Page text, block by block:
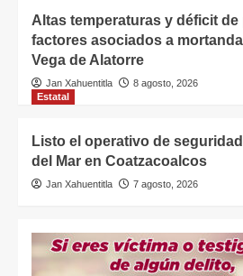
Altas temperaturas y déficit
factores asociados a
Vega de Alatorre
Jan Xahuentitla
8 agosto, 2026
Estatal
Listo el operativo de
del Mar en Coatzacoalcos
Jan Xahuentitla 7 agosto, 2026